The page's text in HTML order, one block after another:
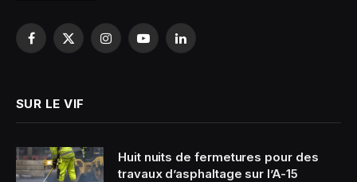
Facebook
X
InstagramYouTubeLinkedIn
SUR LE VIF
Huit nuits de fermetures pour des
travaux d’asphaltage sur l’A-15